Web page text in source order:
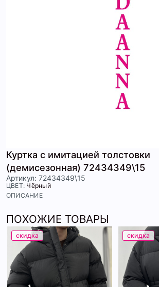
Куртка с имитацией толстовки
(демисезонная) 72434349\15
Артикул: 72434349\15
ЦВЕТ: Чёрный
ОПИСАНИЕ
ПОХОЖИЕ ТОВАРЫ
скидка скидка